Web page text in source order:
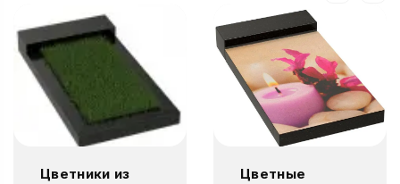
Цветники из
Цветные